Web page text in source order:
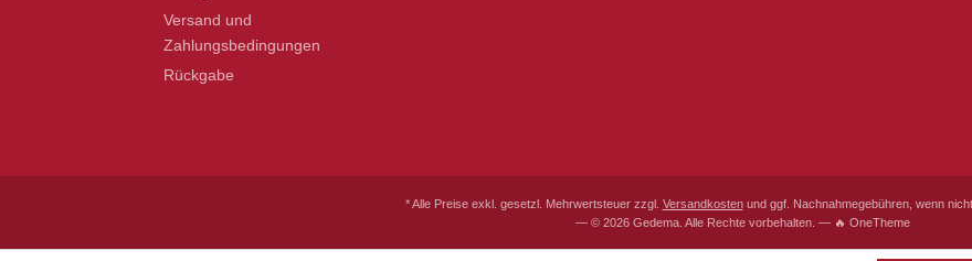
Versand und
Zahlungsbedingungen
Rückgabe
* Alle Preise exkl. gesetzl. Mehrwertsteuer zzgl. Versandkostenund ggf. Nachnahmegebühren, wenn
— © 2026 Gedema. Alle Rechte vorbehalten. — 🔥 OneTheme